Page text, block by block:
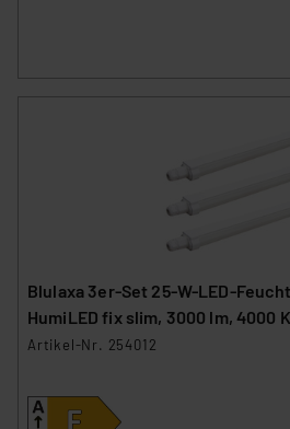
Blulaxa 3er-Set 25-W-LED-
HumiLED fix slim, 3000 lm, 4000
Artikel-Nr. 254012